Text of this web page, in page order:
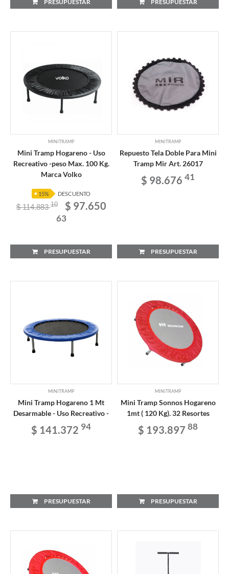
PRESUPUESTAR PRESUPUESTAR
MINITRAMP
Mini Tramp Hogareno - Uso
Recreativo -peso Max. 100 Kg.
Marca Volko
15% DESCUENTO
$ 114.88310 $ 97.650
63
PRESUPUESTAR
MINITRAMP
Repuesto Tela Doble Para Mini
Tramp Mir Art. 26017
$ 98.676 41
PRESUPUESTAR
MINITRAMP
Mini Tramp Hogareno 1 Mt
Desarmable - Uso Recreativo -
$ 141.372 94
PRESUPUESTAR
MINITRAMP
Mini Tramp Sonnos Hogareno
1mt ( 120 Kg). 32 Resortes
$ 193.897 88
PRESUPUESTAR